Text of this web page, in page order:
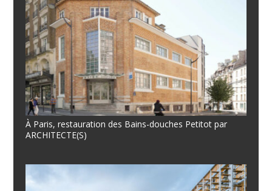
À Paris, restauration des Bains-douches Petitot par
ARCHITECTE(S)